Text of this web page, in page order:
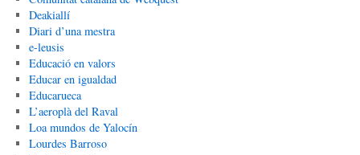
Deakiallí
Diari d’una mestra
e-leusis
Educació en valors
Educar en igualdad
Educarueca
L’aeroplà del Raval
Loa mundos de Yalocín
Lourdes Barroso